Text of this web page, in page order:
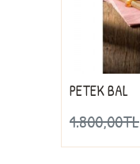
PETEK BAL
1.800,00TL